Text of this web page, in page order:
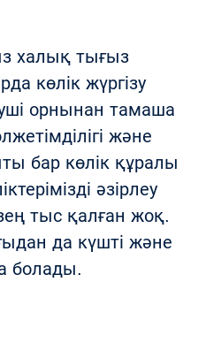
халық тығыз
көлік жүргізу
орнынан тамаша
және
бар көлік құралы
әзірлеу
тыс қалған жоқ.
да күшті және
болады.